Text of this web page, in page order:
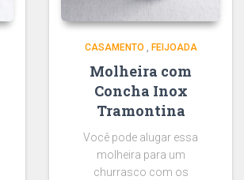
CASAMENTO, FEIJOADA
Molheira com
Concha Inox
Tramontina
Você pode alugar essa
molheira para um
churrasco com os